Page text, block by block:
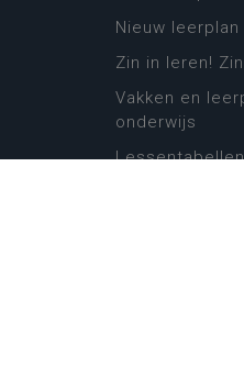
Nieuw
Zin in leren!
Vakken en
onderwijs